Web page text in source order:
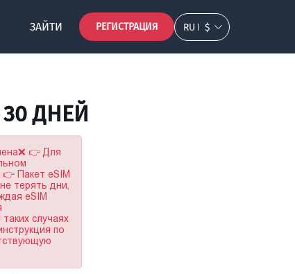
ЗАЙТИ РЕГИСТРАЦИЯ RU $
30 ДНЕЙ
👉 Для
Пакет eSIM
терять дни,
eSIM
случаях
по